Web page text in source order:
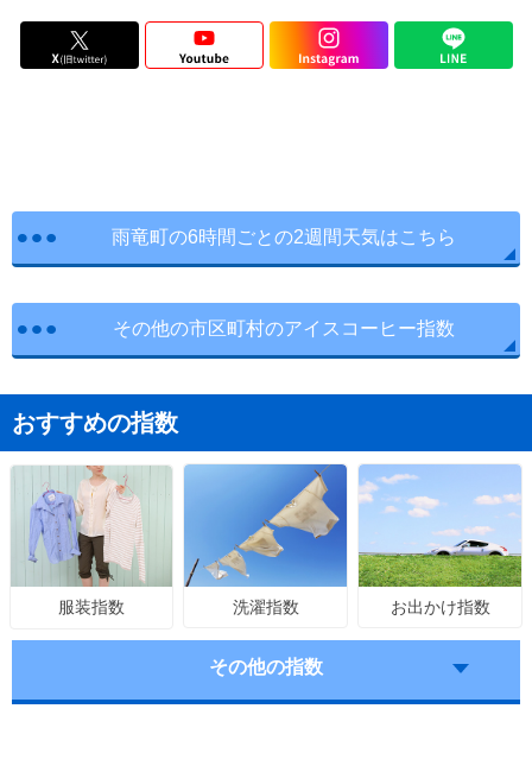
雨竜町の6時間ごとの2週間天気はこちら
その他の市区町村のアイスコーヒー指数
おすすめの指数
服装指数 洗濯指数 お出かけ指数
その他の指数